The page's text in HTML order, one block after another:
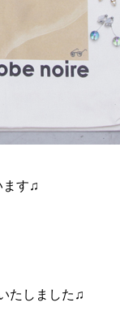
ます♫
たしました♫